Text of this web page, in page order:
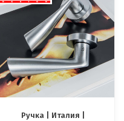
Ручка | Италия |